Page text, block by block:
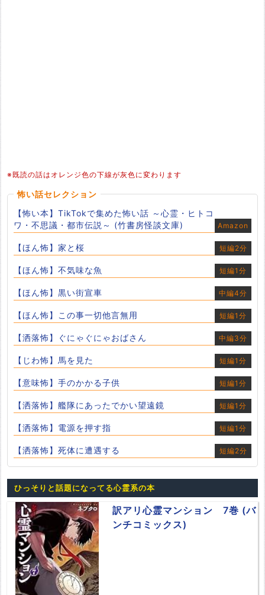
※既読の話はオレンジ色の下線が灰色に変わります
怖い話セレクション
【怖い本】TikTokで集めた怖い話 ～心霊・ヒトコ
ワ・不思議・都市伝説～ (竹書房怪談文庫)
Amazon
【ほん怖】家と桜 短編2分
【ほん怖】不気味な魚 短編1分
【ほん怖】黒い街宣車 中編4分
【ほん怖】この事一切他言無用 短編1分
【洒落怖】ぐにゃぐにゃおばさん 中編3分
【じわ怖】馬を見た 短編1分
【意味怖】手のかかる子供 短編1分
【洒落怖】艦隊にあったでかい望遠鏡 短編1分
【洒落怖】電源を押す指 短編1分
【洒落怖】死体に遭遇する 短編2分
ひっそりと話題になってる心霊系の本
訳アリ心霊マンション 7巻 (バ
ンチコミックス)